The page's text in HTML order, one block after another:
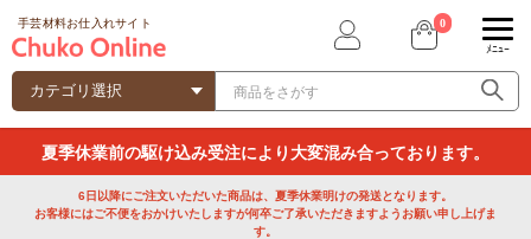
手芸材料お仕入れサイト 0
ﾒﾆｭｰ
夏季休業前の駆け込み受注により大変混み合っております。
6日以降にご注文いただいた商品は、夏季休業明けの発送となります。
お客様にはご不便をおかけいたしますが何卒ご了承いただきますようお願い申し上げま
す。